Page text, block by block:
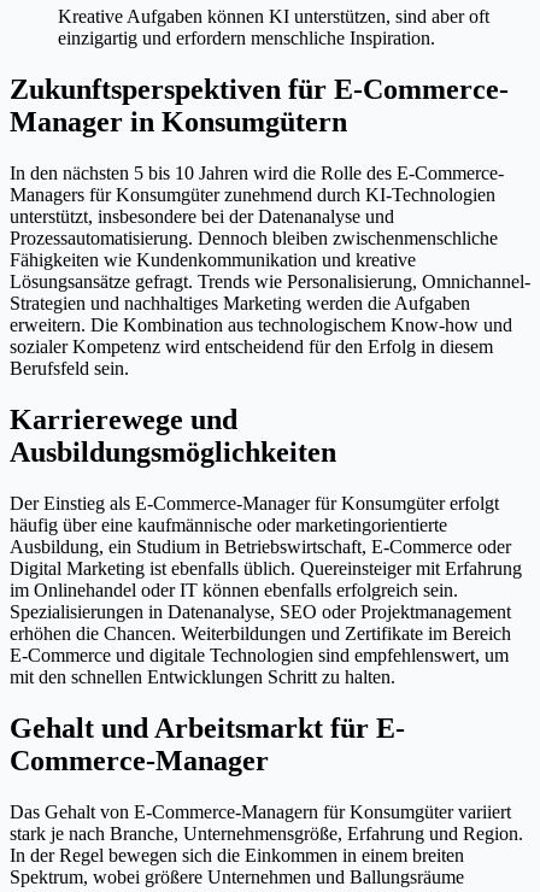
Kreative Aufgaben können KI unterstützen, sind aber oft
einzigartig und erfordern menschliche Inspiration.
Zukunftsperspektiven für E-Commerce-
Manager in Konsumgütern
In den nächsten 5 bis 10 Jahren wird die Rolle des E-Commerce-
Managers für Konsumgüter zunehmend durch KI-Technologien
unterstützt, insbesondere bei der Datenanalyse und
Prozessautomatisierung. Dennoch bleiben zwischenmenschliche
Fähigkeiten wie Kundenkommunikation und kreative
Lösungsansätze gefragt. Trends wie Personalisierung, Omnichannel-
Strategien und nachhaltiges Marketing werden die Aufgaben
erweitern. Die Kombination aus technologischem Know-how und
sozialer Kompetenz wird entscheidend für den Erfolg in diesem
Berufsfeld sein.
Karrierewege und
Ausbildungsmöglichkeiten
Der Einstieg als E-Commerce-Manager für Konsumgüter erfolgt
häufig über eine kaufmännische oder marketingorientierte
Ausbildung, ein Studium in Betriebswirtschaft, E-Commerce oder
Digital Marketing ist ebenfalls üblich. Quereinsteiger mit Erfahrung
im Onlinehandel oder IT können ebenfalls erfolgreich sein.
Spezialisierungen in Datenanalyse, SEO oder Projektmanagement
erhöhen die Chancen. Weiterbildungen und Zertifikate im Bereich
E-Commerce und digitale Technologien sind empfehlenswert, um
mit den schnellen Entwicklungen Schritt zu halten.
Gehalt und Arbeitsmarkt für E-
Commerce-Manager
Das Gehalt von E-Commerce-Managern für Konsumgüter variiert
stark je nach Branche, Unternehmensgröße, Erfahrung und Region.
In der Regel bewegen sich die Einkommen in einem breiten
Spektrum, wobei größere Unternehmen und Ballungsräume